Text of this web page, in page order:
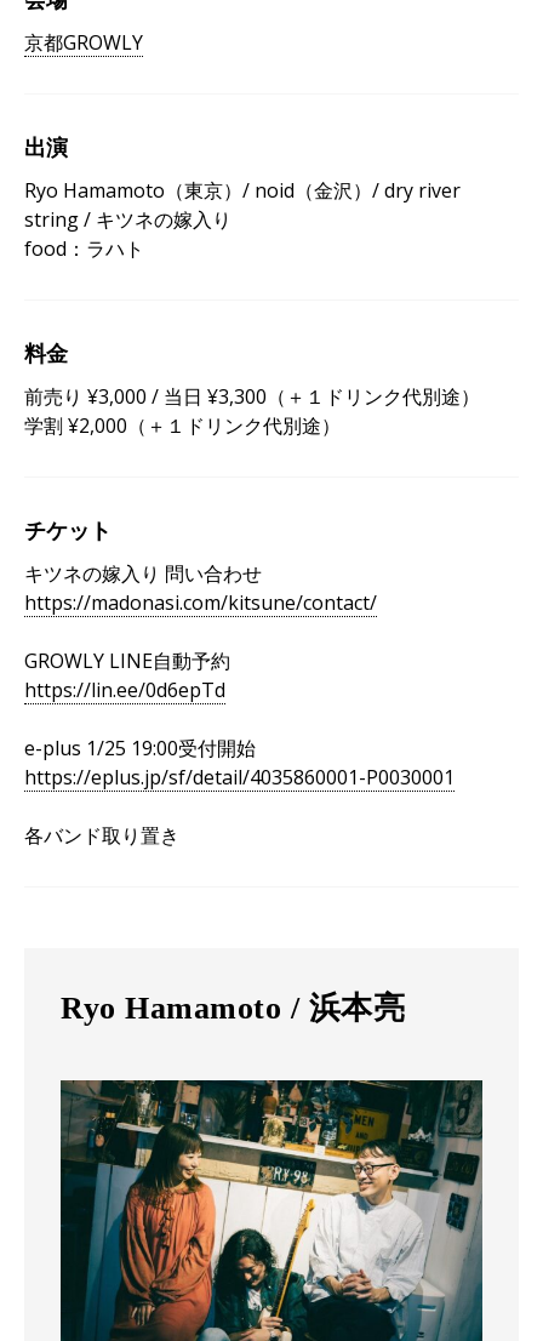
京都GROWLY
出演
Ryo Hamamoto（東京）/ noid（金沢）/ dry river
string / キツネの嫁入り
food：ラハト
料金
前売り ¥3,000 / 当日 ¥3,300（＋１ドリンク代別途）
学割 ¥2,000（＋１ドリンク代別途）
チケット
キツネの嫁入り 問い合わせ
https://madonasi.com/kitsune/contact/
GROWLY LINE自動予約
https://lin.ee/0d6epTd
e-plus 1/25 19:00受付開始
https://eplus.jp/sf/detail/4035860001-P0030001
各バンド取り置き
Ryo Hamamoto / 浜本亮